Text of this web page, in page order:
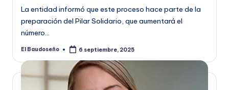
La entidad informó que este proceso hace parte de la
preparación del Pilar Solidario, que aumentará el
número…
Publicado
El Baudoseño 6 septiembre, 2025